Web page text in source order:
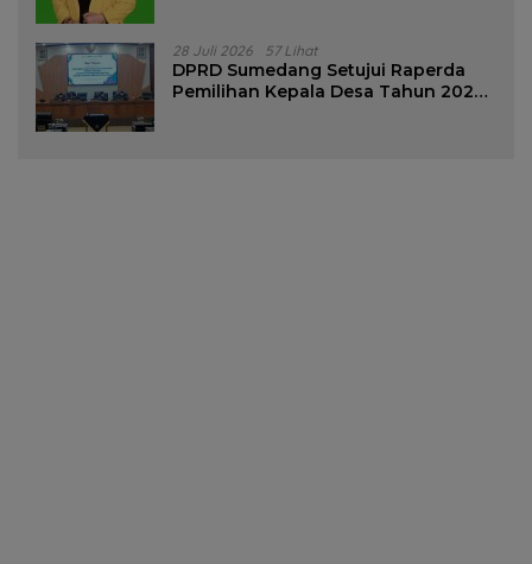
28 Juli 2026 57 Lihat
DPRD Sumedang Setujui Raperda
Pemilihan Kepala Desa Tahun 2026